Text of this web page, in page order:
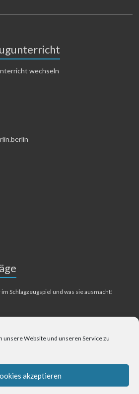
unsere Website und unseren Service zu
akzeptieren
wechseln
Schlagzeugspiel und was sie ausmacht!
– Berlin-Bangkok